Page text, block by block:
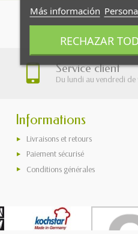
Service client
Du lundi au vendredi de
Informations
Livraisons et retours
Paiement sécurisé
Conditions générales
Más información
RECHAZAR